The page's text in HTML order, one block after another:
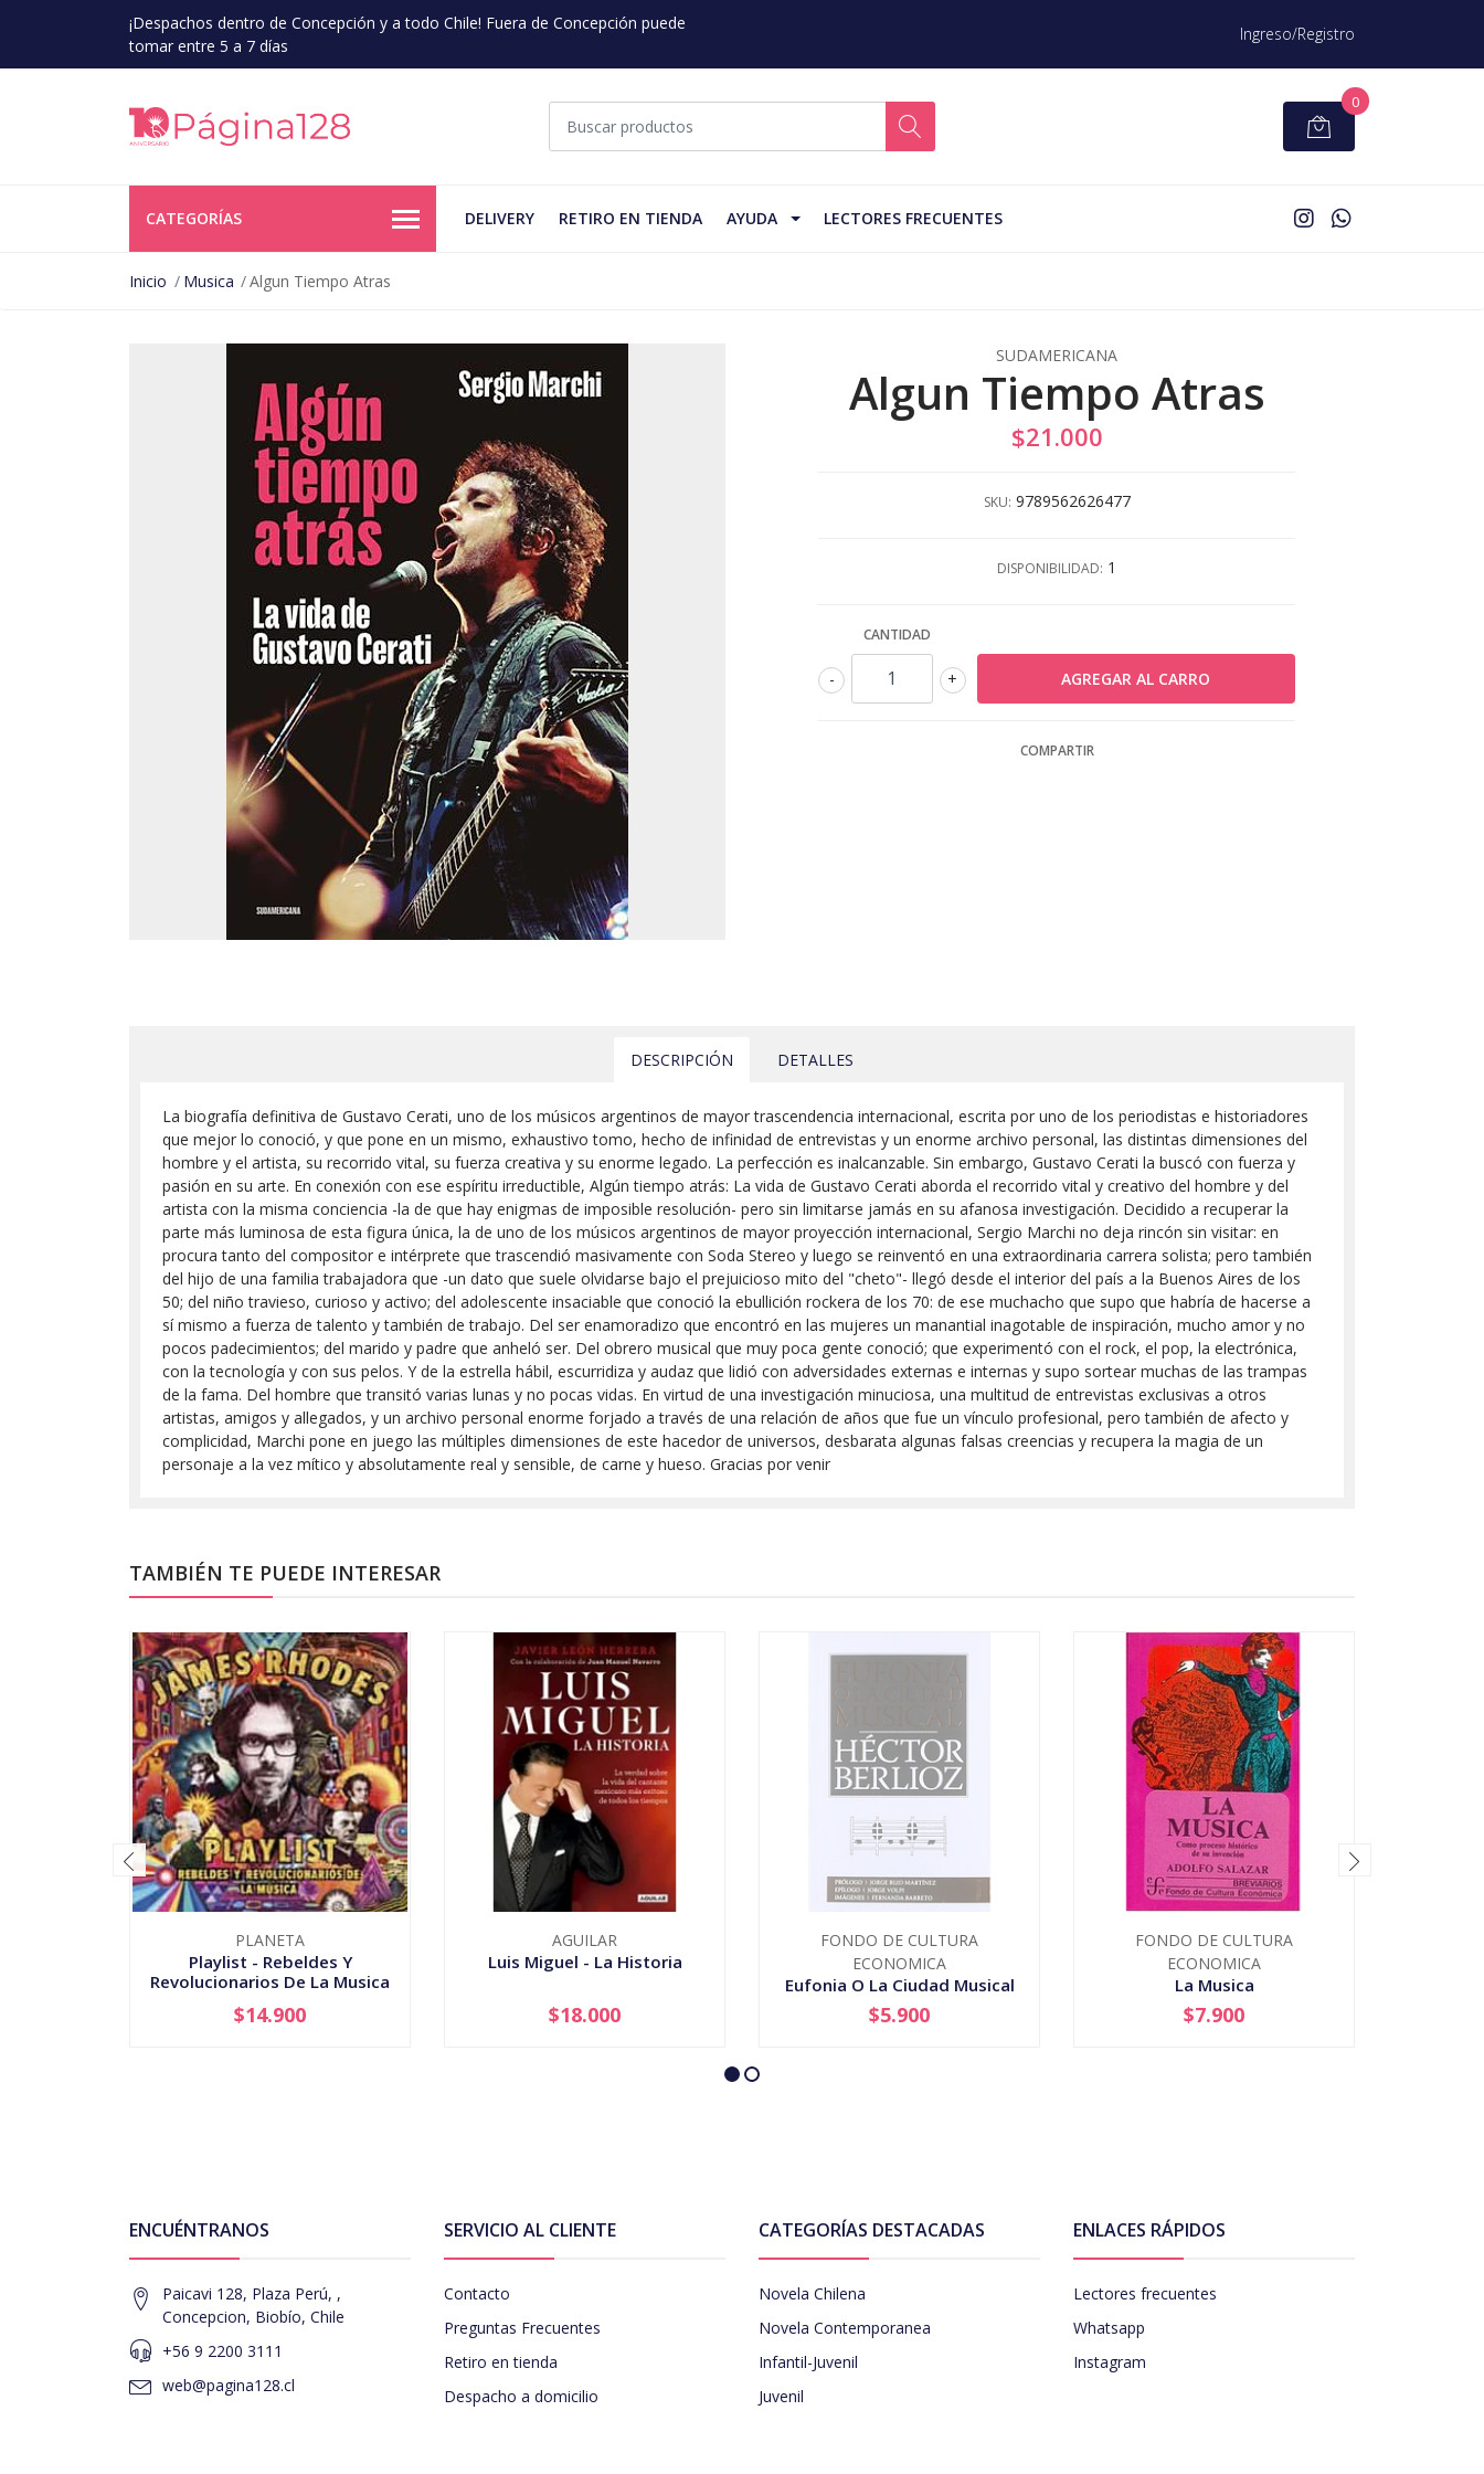
¡Despachos dentro de Concepción y a todo Chile! Fuera de Concepción puede
tomar entre 5 a 7 días
Ingreso/Registro
0
CATEGORÍAS DELIVERY RETIRO EN TIENDA AYUDA LECTORES FRECUENTES
Inicio Musica Algun Tiempo Atras
SUDAMERICANA
Algun Tiempo Atras
$21.000
SKU: 9789562626477
DISPONIBILIDAD: 1
CANTIDAD
+
-
COMPARTIR
DESCRIPCIÓN DETALLES
La biografía definitiva de Gustavo Cerati, uno de los músicos argentinos de mayor trascendencia internacional, escrita por uno de los periodistas e historiadores
que mejor lo conoció, y que pone en un mismo, exhaustivo tomo, hecho de infinidad de entrevistas y un enorme archivo personal, las distintas dimensiones del
hombre y el artista, su recorrido vital, su fuerza creativa y su enorme legado. La perfección es inalcanzable. Sin embargo, Gustavo Cerati la buscó con fuerza y
pasión en su arte. En conexión con ese espíritu irreductible, Algún tiempo atrás: La vida de Gustavo Cerati aborda el recorrido vital y creativo del hombre y del
artista con la misma conciencia -la de que hay enigmas de imposible resolución- pero sin limitarse jamás en su afanosa investigación. Decidido a recuperar la
parte más luminosa de esta figura única, la de uno de los músicos argentinos de mayor proyección internacional, Sergio Marchi no deja rincón sin visitar: en
procura tanto del compositor e intérprete que trascendió masivamente con Soda Stereo y luego se reinventó en una extraordinaria carrera solista; pero también
del hijo de una familia trabajadora que -un dato que suele olvidarse bajo el prejuicioso mito del "cheto"- llegó desde el interior del país a la Buenos Aires de los
50; del niño travieso, curioso y activo; del adolescente insaciable que conoció la ebullición rockera de los 70: de ese muchacho que supo que habría de hacerse a
sí mismo a fuerza de talento y también de trabajo. Del ser enamoradizo que encontró en las mujeres un manantial inagotable de inspiración, mucho amor y no
pocos padecimientos; del marido y padre que anheló ser. Del obrero musical que muy poca gente conoció; que experimentó con el rock, el pop, la electrónica,
con la tecnología y con sus pelos. Y de la estrella hábil, escurridiza y audaz que lidió con adversidades externas e internas y supo sortear muchas de las trampas
de la fama. Del hombre que transitó varias lunas y no pocas vidas. En virtud de una investigación minuciosa, una multitud de entrevistas exclusivas a otros
artistas, amigos y allegados, y un archivo personal enorme forjado a través de una relación de años que fue un vínculo profesional, pero también de afecto y
complicidad, Marchi pone en juego las múltiples dimensiones de este hacedor de universos, desbarata algunas falsas creencias y recupera la magia de un
personaje a la vez mítico y absolutamente real y sensible, de carne y hueso. Gracias por venir
TAMBIÉN TE PUEDE INTERESAR
PLANETA
Playlist - Rebeldes Y
Revolucionarios De La Musica
+
$14.900
AGUILAR
Luis Miguel - La Historia
+
$18.000
FONDO DE CULTURA
ECONOMICA
Eufonia O La Ciudad Musical
AGOTADO
$5.900
FONDO DE CULTURA
ECONOMICA
La Musica
+
$7.900
ENCUÉNTRANOS
Paicavi 128, Plaza Perú, ,
Concepcion, Biobío, Chile
+56 9 2200 3111
web@pagina128.cl
SERVICIO AL CLIENTE
Contacto
Preguntas Frecuentes
Retiro en tienda
Despacho a domicilio
CATEGORÍAS DESTACADAS
Novela Chilena
Novela Contemporanea
Infantil-Juvenil
Juvenil
ENLACES RÁPIDOS
Lectores frecuentes
Whatsapp
Instagram